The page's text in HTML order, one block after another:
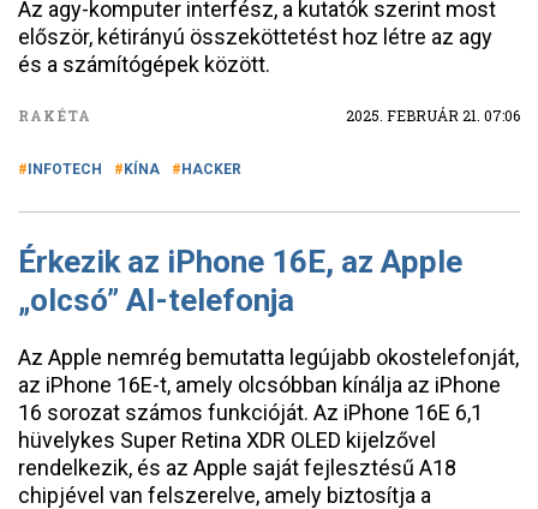
Az agy-komputer interfész, a kutatók szerint most
először, kétirányú összeköttetést hoz létre az agy
és a számítógépek között.
RAKÉTA 2025. FEBRUÁR 21. 07:06
INFOTECH KÍNA HACKER
Érkezik az iPhone 16E, az Apple
„olcsó” AI-telefonja
Az Apple nemrég bemutatta legújabb okostelefonját,
az iPhone 16E-t, amely olcsóbban kínálja az iPhone
16 sorozat számos funkcióját. Az iPhone 16E 6,1
hüvelykes Super Retina XDR OLED kijelzővel
rendelkezik, és az Apple saját fejlesztésű A18
chipjével van felszerelve, amely biztosítja a